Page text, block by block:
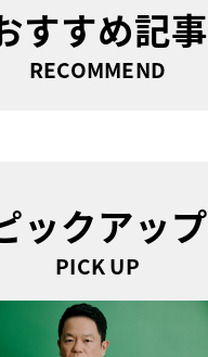
すすめ記事
RECOMMEND
ックアップ
PICK UP